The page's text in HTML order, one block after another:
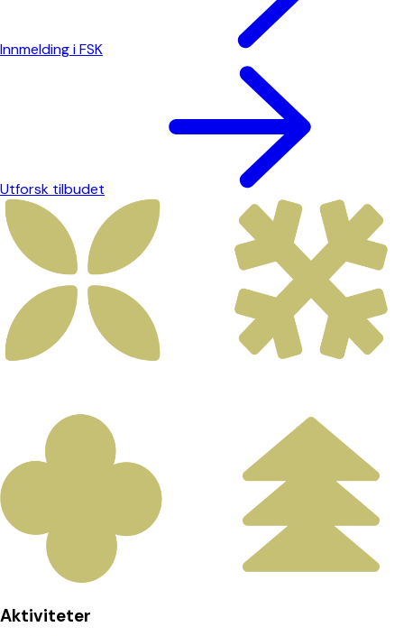
Innmelding i FSK
Utforsk tilbudet
Aktiviteter